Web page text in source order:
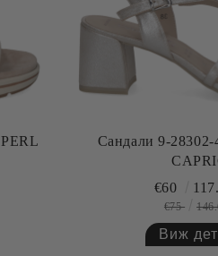
Сандали 9-
€60
€75
Виж